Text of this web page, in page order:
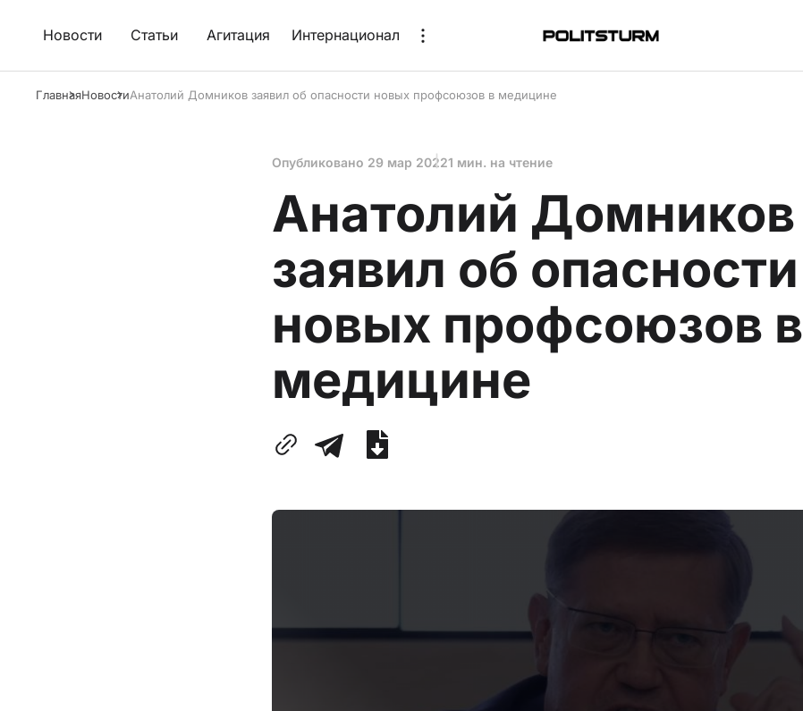
Новости Статьи Агитация Интернационал
ГлавнаяНовостиАнатолий Домников заявил об опасности новых профсоюзов в медицине
Опубликовано 29 мар 20221 мин. на чтение
Анатолий Домников
заявил об опасности
новых профсоюзов в
медицине